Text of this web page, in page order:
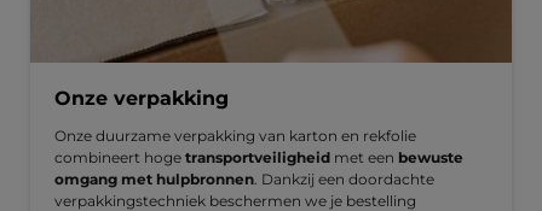
Onze verpakking
Onze duurzame verpakking van karton en rekfolie
combineert hoge transportveiligheid met een bewuste
omgang met hulpbronnen . Dankzij een doordachte
verpakkingstechniek beschermen we je bestelling